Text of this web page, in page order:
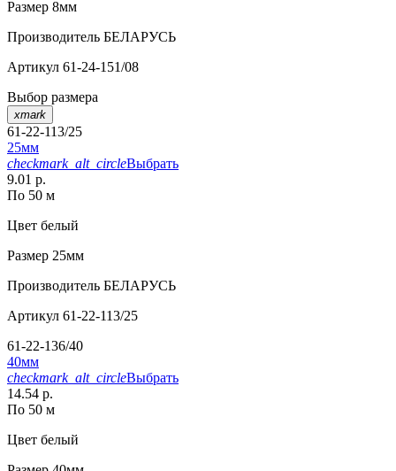
Размер 8мм
Производитель БЕЛАРУСЬ
Артикул 61-24-151/08
Выбор размера
xmark
61-22-113/25
25мм
checkmark_alt_circleВыбрать
9.01 р.
По 50 м
Цвет белый
Размер 25мм
Производитель БЕЛАРУСЬ
Артикул 61-22-113/25
61-22-136/40
40мм
checkmark_alt_circleВыбрать
14.54 р.
По 50 м
Цвет белый